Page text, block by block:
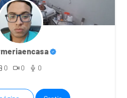
0 0 0